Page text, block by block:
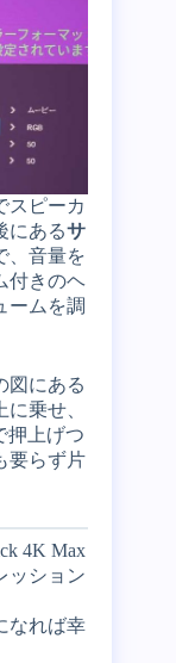
スピーカ
にあるサ
、音量を
付きのヘ
ームを調
図にある
乗せ、
押上げつ
要らず片
4K Max
ッション
なれば幸